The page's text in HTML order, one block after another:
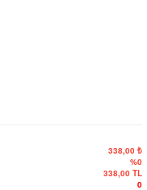
338,00 ₺
%0
338,00 TL
0